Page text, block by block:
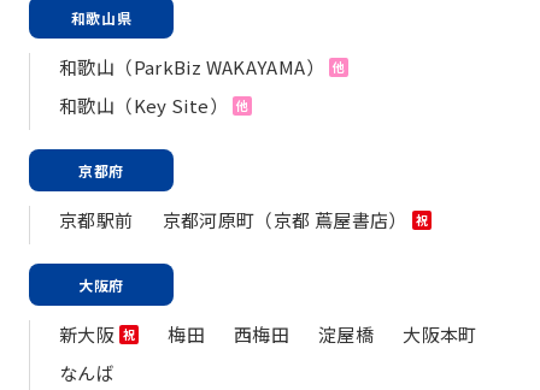
和歌山県
和歌山（ParkBiz WAKAYAMA） 他
和歌山（Key Site） 他
京都府
京都駅前 京都河原町（京都 蔦屋書店） 祝
大阪府
新大阪 祝 梅田 西梅田 淀屋橋
大阪本町
なんば